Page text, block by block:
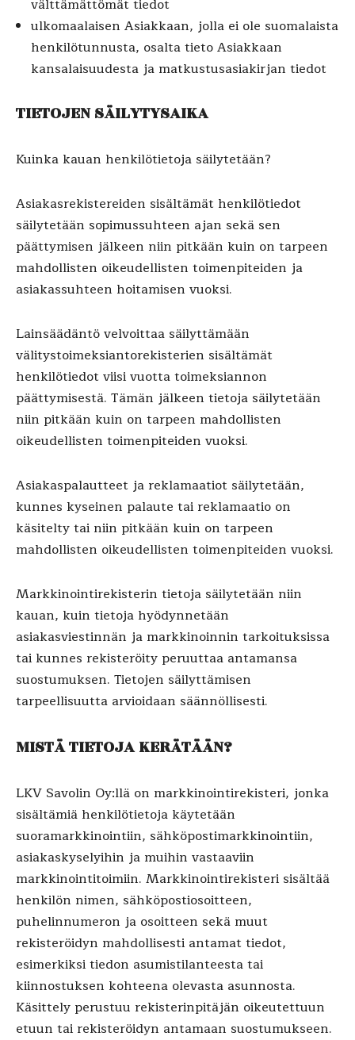
välttämättömät tiedot
ulkomaalaisen Asiakkaan, jolla ei ole suomalaista
henkilötunnusta, osalta tieto Asiakkaan
kansalaisuudesta ja matkustusasiakirjan tiedot
TIETOJEN SÄILYTYSAIKA
Kuinka kauan henkilötietoja säilytetään?
Asiakasrekistereiden sisältämät henkilötiedot
säilytetään sopimussuhteen ajan sekä sen
päättymisen jälkeen niin pitkään kuin on tarpeen
mahdollisten oikeudellisten toimenpiteiden ja
asiakassuhteen hoitamisen vuoksi.
Lainsäädäntö velvoittaa säilyttämään
välitystoimeksiantorekisterien sisältämät
henkilötiedot viisi vuotta toimeksiannon
päättymisestä. Tämän jälkeen tietoja säilytetään
niin pitkään kuin on tarpeen mahdollisten
oikeudellisten toimenpiteiden vuoksi.
Asiakaspalautteet ja reklamaatiot säilytetään,
kunnes kyseinen palaute tai reklamaatio on
käsitelty tai niin pitkään kuin on tarpeen
mahdollisten oikeudellisten toimenpiteiden vuoksi.
Markkinointirekisterin tietoja säilytetään niin
kauan, kuin tietoja hyödynnetään
asiakasviestinnän ja markkinoinnin tarkoituksissa
tai kunnes rekisteröity peruuttaa antamansa
suostumuksen. Tietojen säilyttämisen
tarpeellisuutta arvioidaan säännöllisesti.
MISTÄ TIETOJA KERÄTÄÄN?
LKV Savolin Oy:llä on markkinointirekisteri, jonka
sisältämiä henkilötietoja käytetään
suoramarkkinointiin, sähköpostimarkkinointiin,
asiakaskyselyihin ja muihin vastaaviin
markkinointitoimiin. Markkinointirekisteri sisältää
henkilön nimen, sähköpostiosoitteen,
puhelinnumeron ja osoitteen sekä muut
rekisteröidyn mahdollisesti antamat tiedot,
esimerkiksi tiedon asumistilanteesta tai
kiinnostuksen kohteena olevasta asunnosta.
Käsittely perustuu rekisterinpitäjän oikeutettuun
etuun tai rekisteröidyn antamaan suostumukseen.